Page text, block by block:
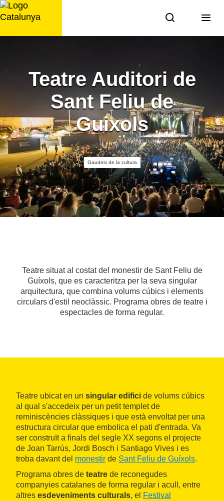
Saltar
al
Teatre Auditori de
Sant Feliu de
Guixols
Gaudeix de la cultura
Teatre situat al costat del monestir de Sant Feliu de
Guíxols, que es caracteritza per la seva singular
arquitectura, que combina volums cúbics i elements
circulars d'estil neoclàssic. Programa obres de teatre i
espectacles de forma regular.
Teatre ubicat en un singular edifici de volums cúbics
al qual s'accedeix per un petit templet de
reminiscències clàssiques i que està envoltat per una
estructura circular que embolica el pati d'entrada. Va
ser construït a finals del segle XX segons el projecte
de Joan Tarrús, Jordi Bosch i Santiago Vives i es
troba davant del monestir de Sant Feliu de Guíxols.
Programa obres de teatre de reconegudes
companyies catalanes de forma regular i acull, entre
altres esdeveniments culturals, el Festival